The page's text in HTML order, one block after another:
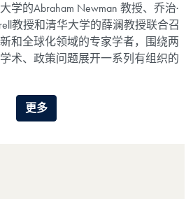
学的Abraham Newman 教授、乔治·
教授和清华大学的薛澜教授联合召
和全球化领域的专家学者，围绕两
术、政策问题展开一系列有组织的
更多